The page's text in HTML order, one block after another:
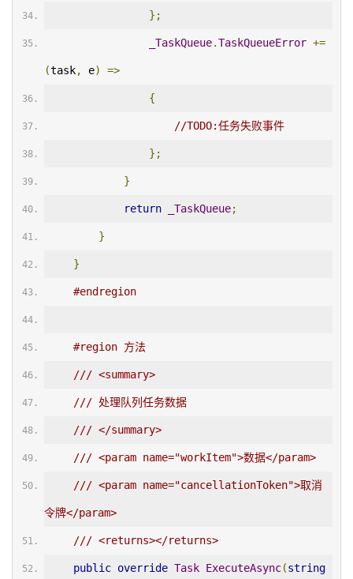
};
_TaskQueue.TaskQueueError +=
(task, e) =>
{
//TODO:任务失败事件
};
}
return _TaskQueue;
}
}
#endregion
#region 方法
/// <summary>
/// 处理队列任务数据
/// </summary>
/// <param name="workItem">数据</param>
/// <param name="cancellationToken">取消
令牌</param>
/// <returns></returns>
public override Task ExecuteAsync(string